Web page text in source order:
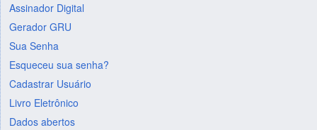
Assinador Digital
Gerador GRU
Sua Senha
Esqueceu sua senha?
Cadastrar Usuário
Livro Eletrônico
Dados abertos